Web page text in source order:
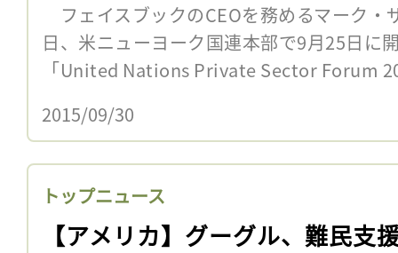
フェイスブックのCEOを務めるマーク・
日、米ニューヨーク国連本部で9月25日に
「United Nations Private Sector Forum
2015/09/30
トップニュース
【アメリカ】グーグル、難民支